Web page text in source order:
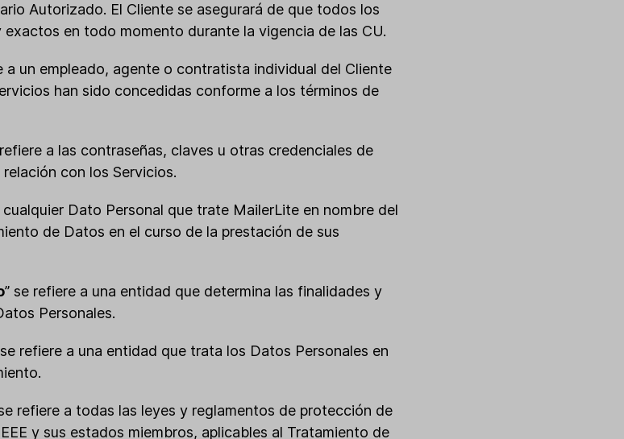
Autorizado. El Cliente se asegurará de que todos los
en todo momento durante la vigencia de las CU.
a un empleado, agente o contratista individual del Cliente
han sido concedidas conforme a los términos de
a las contraseñas, claves u otras credenciales de
con los Servicios.
cualquier Dato Personal que trate MailerLite en nombre del
de Datos en el curso de la prestación de sus
” se refiere a una entidad que determina las finalidades y
Personales.
se refiere a una entidad que trata los Datos Personales en
refiere a todas las leyes y reglamentos de protección de
y sus estados miembros, aplicables al Tratamiento de